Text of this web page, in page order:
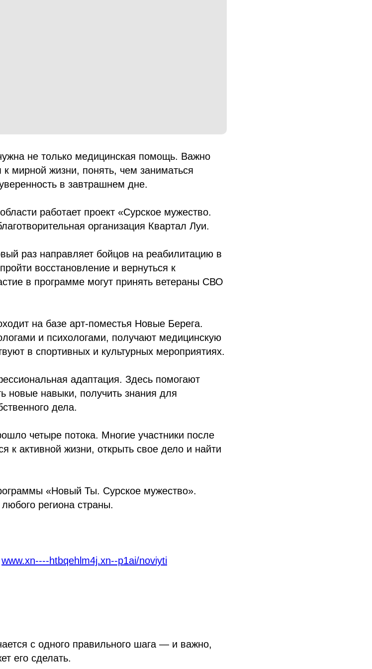
не только медицинская помощь. Важно
к мирной жизни, понять, чем заниматься
в завтрашнем дне.
работает проект «Сурское мужество.
организация Квартал Луи.
раз направляет бойцов на реабилитацию в
восстановление и вернуться к
в программе могут принять ветераны СВО
на базе арт-поместья Новые Берега.
и психологами, получают медицинскую
в спортивных и культурных мероприятиях.
адаптация. Здесь помогают
новые навыки, получить знания для
дела.
четыре потока. Многие участники после
к активной жизни, открыть свое дело и найти
«Новый Ты. Сурское мужество».
региона страны.
www.xn----htbqehlm4j.xn--p1ai/noviyti
с одного правильного шага — и важно,
его сделать.